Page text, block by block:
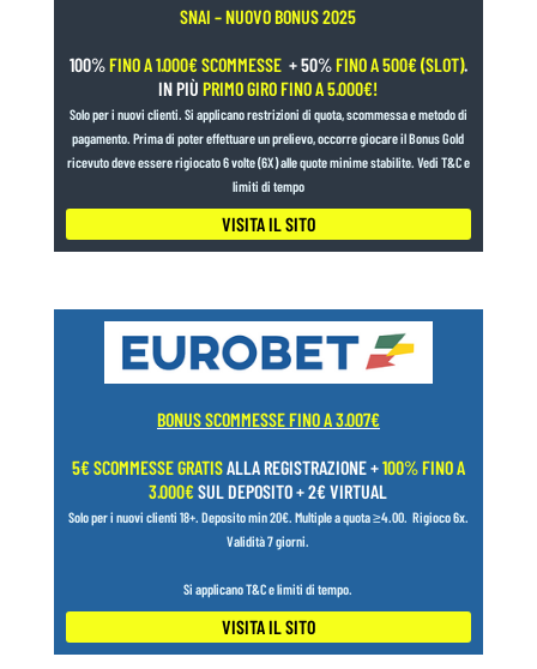
SNAI – NUOVO BONUS 2025
100%FINO A 1.000€ SCOMMESSE + 50%FINO A 500€ (SLOT).
IN PIÙPRIMO GIRO FINO A 5.000€!
Solo per i nuovi clienti. Si applicano restrizioni di quota, scommessa e metodo di
pagamento. Prima di poter effettuare un prelievo, occorre giocare il Bonus Gold
ricevuto deve essere rigiocato 6 volte (6X) alle quote minime stabilite. Vedi T&C e
limiti di tempo
VISITA IL SITO
BONUS SCOMMESSE FINO A 3.007€
5€ SCOMMESSE GRATISALLA REGISTRAZIONE +100% FINO A
3.000€SUL DEPOSITO + 2€ VIRTUAL
Solo per i nuovi clienti 18+. Deposito min 20€. Multiple a quota ≥4.00. Rigioco 6x.
Validità 7 giorni.
Si applicano T&C e limiti di tempo.
VISITA IL SITO